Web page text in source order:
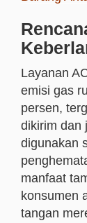
Layanan
emisi gas
persen,
dikirim dan
digunakan
manfaat
konsumen
tangan